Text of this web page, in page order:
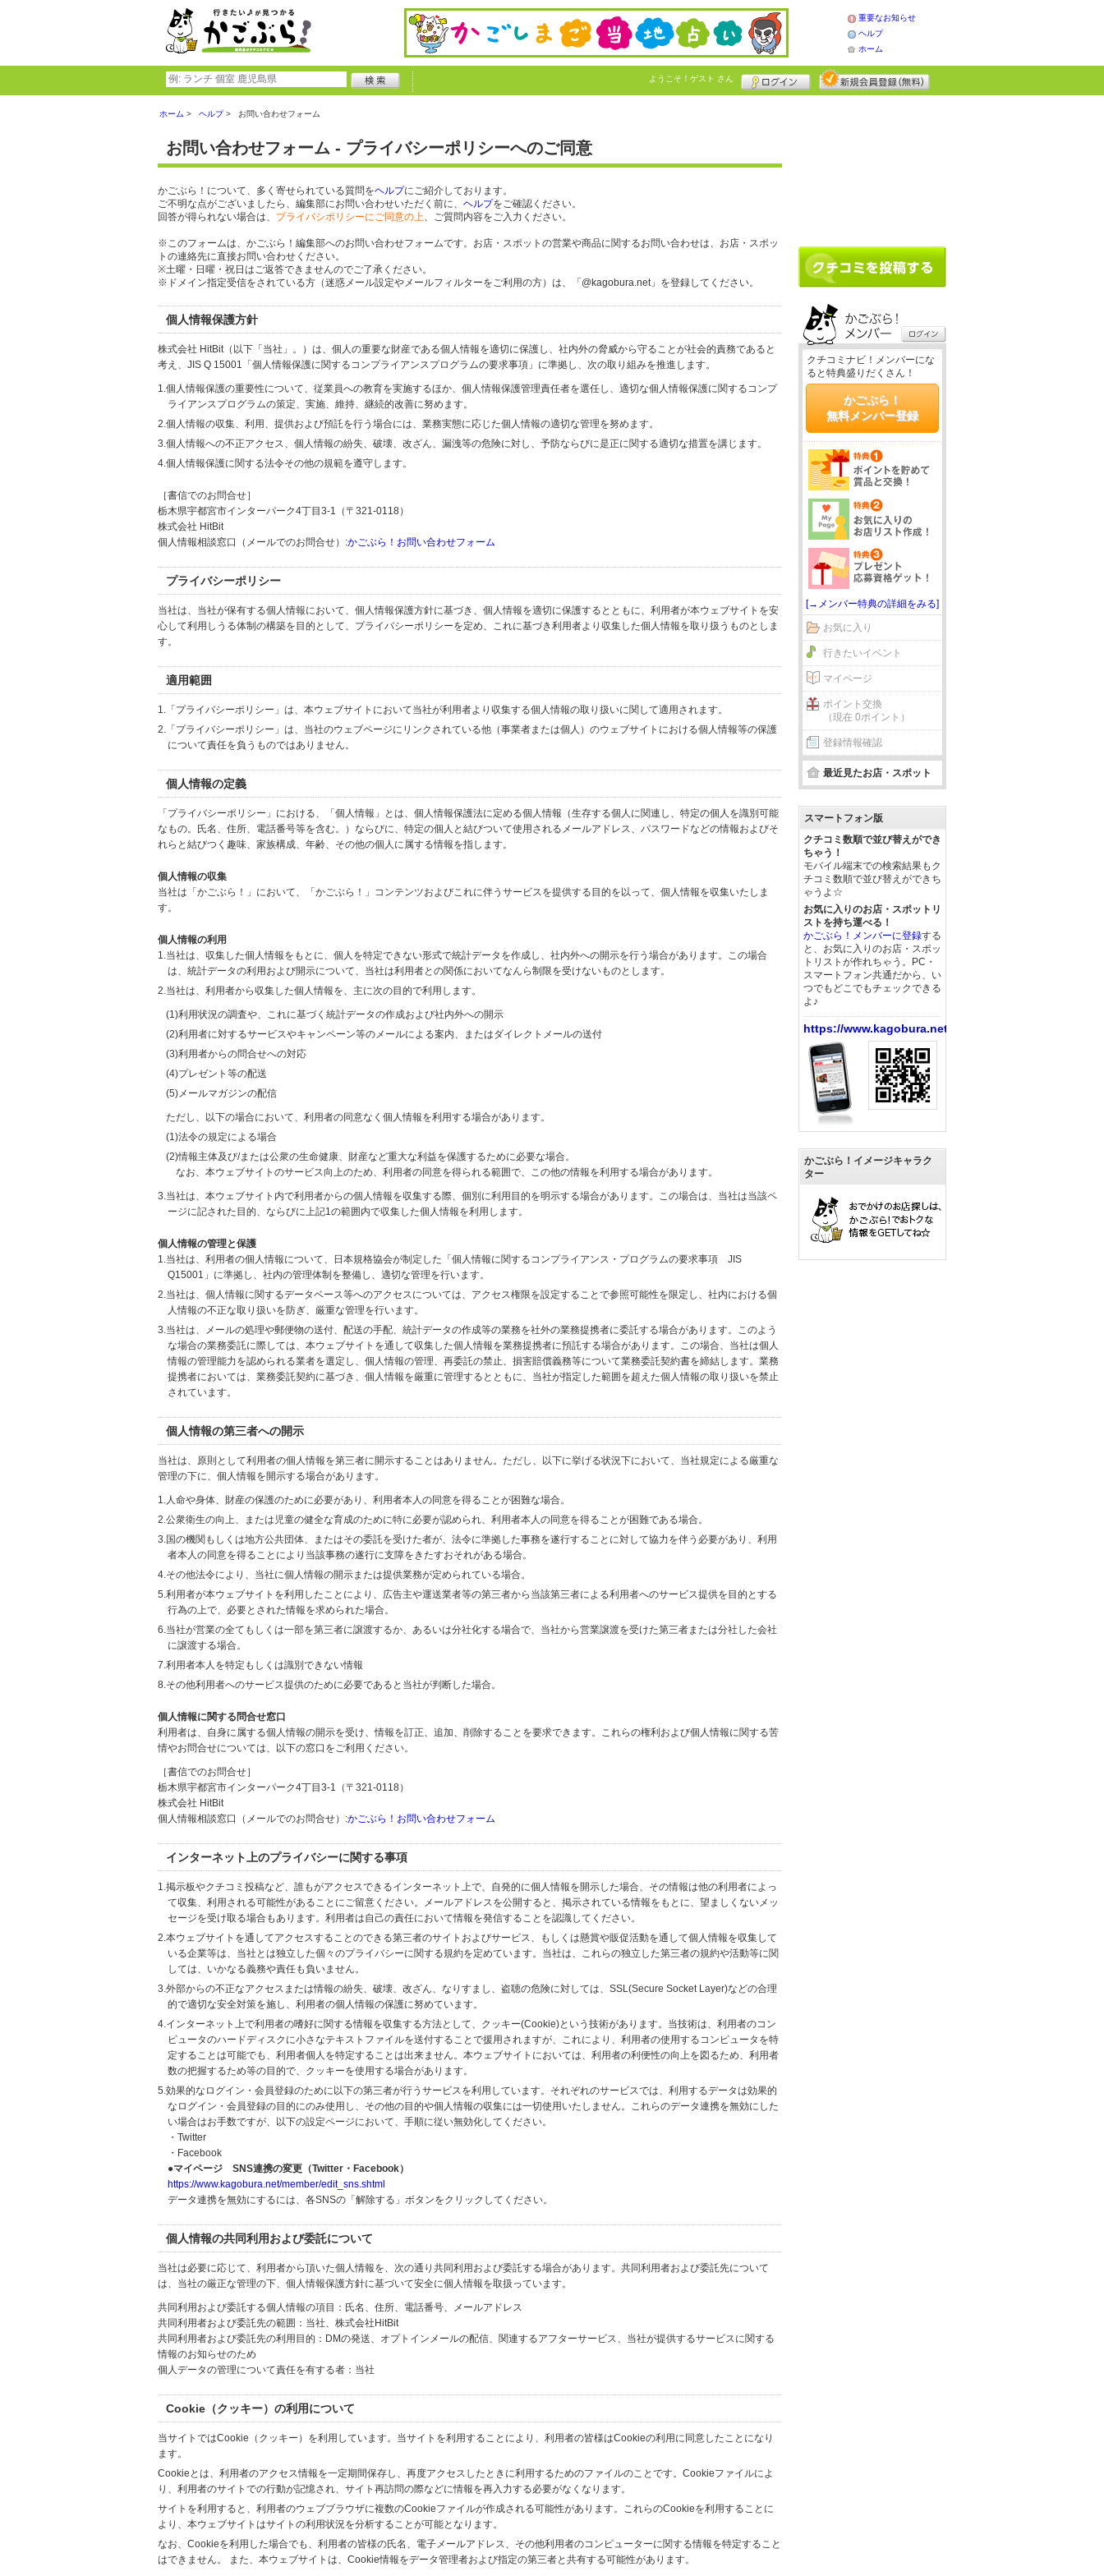
重要なお知らせ
ヘルプ
ホーム
ようこそ！ ゲスト さん
ホーム ヘルプ お問い合わせフォーム
お問い合わせフォーム - プライバシーポリシーへのご同意
かごぶら！について、多く寄せられている質問をヘルプにご紹介しております。
ご不明な点がございましたら、編集部にお問い合わせいただく前に、 ヘルプをご確認ください。
回答が得られない場合は、 プライバシポリシーにご同意の上、ご質問内容をご入力ください。
※このフォームは、かごぶら！編集部へのお問い合わせフォームです。お店・スポットの営業や商品に関するお問い合わせは、お店・スポッ
トの連絡先に直接お問い合わせください。
※土曜・日曜・祝日はご返答できませんのでご了承ください。
※ドメイン指定受信をされている方（迷惑メール設定やメールフィルターをご利用の方）は、「@kagobura.net」を登録してください。
個人情報保護方針
株式会社 HitBit（以下「当社」。）は、個人の重要な財産である個人情報を適切に保護し、社内外の脅威から守ることが社会的責務であると
考え、JIS Q 15001「個人情報保護に関するコンプライアンスプログラムの要求事項」に準拠し、次の取り組みを推進します。
1.個人情報保護の重要性について、従業員への教育を実施するほか、個人情報保護管理責任者を選任し、適切な個人情報保護に関するコンプ
ライアンスプログラムの策定、実施、維持、継続的改善に努めます。
2.個人情報の収集、利用、提供および預託を行う場合には、業務実態に応じた個人情報の適切な管理を努めます。
3.個人情報への不正アクセス、個人情報の紛失、破壊、改ざん、漏洩等の危険に対し、予防ならびに是正に関する適切な措置を講じます。
4.個人情報保護に関する法令その他の規範を遵守します。
［書信でのお問合せ］
栃木県宇都宮市インターパーク4丁目3-1（〒321-0118）
株式会社 HitBit
個人情報相談窓口（メールでのお問合せ）:かごぶら！お問い合わせフォーム
プライバシーポリシー
当社は、当社が保有する個人情報において、個人情報保護方針に基づき、個人情報を適切に保護するとともに、利用者が本ウェブサイトを安
心して利用しうる体制の構築を目的として、プライバシーポリシーを定め、これに基づき利用者より収集した個人情報を取り扱うものとしま
す。
適用範囲
1.「プライバシーポリシー」は、本ウェブサイトにおいて当社が利用者より収集する個人情報の取り扱いに関して適用されます。
2.「プライバシーポリシー」は、当社のウェブページにリンクされている他（事業者または個人）のウェブサイトにおける個人情報等の保護
について責任を負うものではありません。
個人情報の定義
「プライバシーポリシー」における、「個人情報」とは、個人情報保護法に定める個人情報（生存する個人に関連し、特定の個人を識別可能
なもの。氏名、住所、電話番号等を含む。）ならびに、特定の個人と結びついて使用されるメールアドレス、パスワードなどの情報およびそ
れらと結びつく趣味、家族構成、年齢、その他の個人に属する情報を指します。
個人情報の収集
当社は「かごぶら！」において、「かごぶら！」コンテンツおよびこれに伴うサービスを提供する目的を以って、個人情報を収集いたしま
す。
個人情報の利用
1.当社は、収集した個人情報をもとに、個人を特定できない形式で統計データを作成し、社内外への開示を行う場合があります。この場合
は、統計データの利用および開示について、当社は利用者との関係においてなんら制限を受けないものとします。
2.当社は、利用者から収集した個人情報を、主に次の目的で利用します。
(1)利用状況の調査や、これに基づく統計データの作成および社内外への開示
(2)利用者に対するサービスやキャンペーン等のメールによる案内、またはダイレクトメールの送付
(3)利用者からの問合せへの対応
(4)プレゼント等の配送
(5)メールマガジンの配信
ただし、以下の場合において、利用者の同意なく個人情報を利用する場合があります。
(1)法令の規定による場合
(2)情報主体及び/または公衆の生命健康、財産など重大な利益を保護するために必要な場合。
なお、本ウェブサイトのサービス向上のため、利用者の同意を得られる範囲で、この他の情報を利用する場合があります。
3.当社は、本ウェブサイト内で利用者からの個人情報を収集する際、個別に利用目的を明示する場合があります。この場合は、当社は当該ペ
ージに記された目的、ならびに上記1の範囲内で収集した個人情報を利用します。
個人情報の管理と保護
1.当社は、利用者の個人情報について、日本規格協会が制定した「個人情報に関するコンプライアンス・プログラムの要求事項 JIS
Q15001」に準拠し、社内の管理体制を整備し、適切な管理を行います。
2.当社は、個人情報に関するデータベース等へのアクセスについては、アクセス権限を設定することで参照可能性を限定し、社内における個
人情報の不正な取り扱いを防ぎ、厳重な管理を行います。
3.当社は、メールの処理や郵便物の送付、配送の手配、統計データの作成等の業務を社外の業務提携者に委託する場合があります。このよう
な場合の業務委託に際しては、本ウェブサイトを通して収集した個人情報を業務提携者に預託する場合があります。この場合、当社は個人
情報の管理能力を認められる業者を選定し、個人情報の管理、再委託の禁止、損害賠償義務等について業務委託契約書を締結します。業務
提携者においては、業務委託契約に基づき、個人情報を厳重に管理するとともに、当社が指定した範囲を超えた個人情報の取り扱いを禁止
されています。
個人情報の第三者への開示
当社は、原則として利用者の個人情報を第三者に開示することはありません。ただし、以下に挙げる状況下において、当社規定による厳重な
管理の下に、個人情報を開示する場合があります。
1.人命や身体、財産の保護のために必要があり、利用者本人の同意を得ることが困難な場合。
2.公衆衛生の向上、または児童の健全な育成のために特に必要が認められ、利用者本人の同意を得ることが困難である場合。
3.国の機関もしくは地方公共団体、またはその委託を受けた者が、法令に準拠した事務を遂行することに対して協力を伴う必要があり、利用
者本人の同意を得ることにより当該事務の遂行に支障をきたすおそれがある場合。
4.その他法令により、当社に個人情報の開示または提供業務が定められている場合。
5.利用者が本ウェブサイトを利用したことにより、広告主や運送業者等の第三者から当該第三者による利用者へのサービス提供を目的とする
行為の上で、必要とされた情報を求められた場合。
6.当社が営業の全てもしくは一部を第三者に譲渡するか、あるいは分社化する場合で、当社から営業譲渡を受けた第三者または分社した会社
に譲渡する場合。
7.利用者本人を特定もしくは識別できない情報
8.その他利用者へのサービス提供のために必要であると当社が判断した場合。
個人情報に関する問合せ窓口
利用者は、自身に属する個人情報の開示を受け、情報を訂正、追加、削除することを要求できます。これらの権利および個人情報に関する苦
情やお問合せについては、以下の窓口をご利用ください。
［書信でのお問合せ］
栃木県宇都宮市インターパーク4丁目3-1（〒321-0118）
株式会社 HitBit
個人情報相談窓口（メールでのお問合せ）:かごぶら！お問い合わせフォーム
インターネット上のプライバシーに関する事項
1.掲示板やクチコミ投稿など、誰もがアクセスできるインターネット上で、自発的に個人情報を開示した場合、その情報は他の利用者によっ
て収集、利用される可能性があることにご留意ください。メールアドレスを公開すると、掲示されている情報をもとに、望ましくないメッ
セージを受け取る場合もあります。利用者は自己の責任において情報を発信することを認識してください。
2.本ウェブサイトを通してアクセスすることのできる第三者のサイトおよびサービス、もしくは懸賞や販促活動を通して個人情報を収集して
いる企業等は、当社とは独立した個々のプライバシーに関する規約を定めています。当社は、これらの独立した第三者の規約や活動等に関
しては、いかなる義務や責任も負いません。
3.外部からの不正なアクセスまたは情報の紛失、破壊、改ざん、なりすまし、盗聴の危険に対しては、SSL(Secure Socket Layer)などの合理
的で適切な安全対策を施し、利用者の個人情報の保護に努めています。
4.インターネット上で利用者の嗜好に関する情報を収集する方法として、クッキー(Cookie)という技術があります。当技術は、利用者のコン
ピュータのハードディスクに小さなテキストファイルを送付することで援用されますが、これにより、利用者の使用するコンピュータを特
定することは可能でも、利用者個人を特定することは出来ません。本ウェブサイトにおいては、利用者の利便性の向上を図るため、利用者
数の把握するため等の目的で、クッキーを使用する場合があります。
5.効果的なログイン・会員登録のために以下の第三者が行うサービスを利用しています。それぞれのサービスでは、利用するデータは効果的
なログイン・会員登録の目的にのみ使用し、その他の目的や個人情報の収集には一切使用いたしません。これらのデータ連携を無効にした
い場合はお手数ですが、以下の設定ページにおいて、手順に従い無効化してください。
・Twitter
・Facebook
●マイページ SNS連携の変更（Twitter・Facebook）
https://www.kagobura.net/member/edit_sns.shtml
データ連携を無効にするには、各SNSの「解除する」ボタンをクリックしてください。
個人情報の共同利用および委託について
当社は必要に応じて、利用者から頂いた個人情報を、次の通り共同利用および委託する場合があります。共同利用者および委託先について
は、当社の厳正な管理の下、個人情報保護方針に基づいて安全に個人情報を取扱っています。
共同利用および委託する個人情報の項目：氏名、住所、電話番号、メールアドレス
共同利用者および委託先の範囲：当社、株式会社HitBit
共同利用者および委託先の利用目的：DMの発送、オプトインメールの配信、関連するアフターサービス、当社が提供するサービスに関する
情報のお知らせのため
個人データの管理について責任を有する者：当社
Cookie（クッキー）の利用について
当サイトではCookie（クッキー）を利用しています。当サイトを利用することにより、利用者の皆様はCookieの利用に同意したことになり
ます。
Cookieとは、利用者のアクセス情報を一定期間保存し、再度アクセスしたときに利用するためのファイルのことです。Cookieファイルによ
り、利用者のサイトでの行動が記憶され、サイト再訪問の際などに情報を再入力する必要がなくなります。
サイトを利用すると、利用者のウェブブラウザに複数のCookieファイルが作成される可能性があります。これらのCookieを利用することに
より、本ウェブサイトはサイトの利用状況を分析することが可能となります。
なお、Cookieを利用した場合でも、利用者の皆様の氏名、電子メールアドレス、その他利用者のコンピューターに関する情報を特定すること
はできません。 また、本ウェブサイトは、Cookie情報をデータ管理者および指定の第三者と共有する可能性があります。
クチコミナビ！メンバーにな
ると特典盛りだくさん！
かごぶら！
無料メンバー登録
[→メンバー特典の詳細をみる]
お気に入り
行きたいイベント
マイページ
ポイント交換
（現在 0ポイント）
登録情報確認
最近見たお店・スポット
スマートフォン版
クチコミ数順で並び替えができ
ちゃう！
モバイル端末での検索結果もク
チコミ数順で並び替えができち
ゃうよ☆
お気に入りのお店・スポットリ
ストを持ち運べる！
かごぶら！メンバーに登録する
と、お気に入りのお店・スポッ
トリストが作れちゃう。PC・
スマートフォン共通だから、い
つでもどこでもチェックできる
よ♪
https://www.kagobura.net/
かごぶら！イメージキャラク
ター